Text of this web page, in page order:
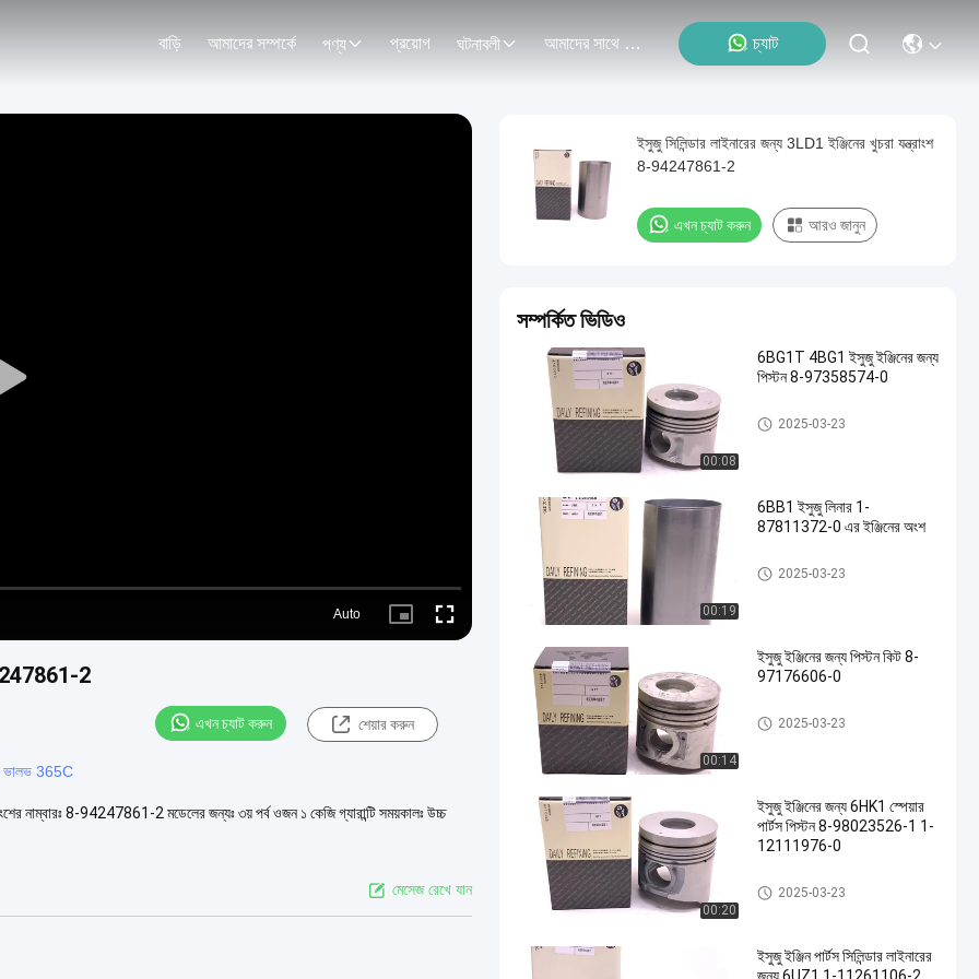
বাড়ি আমাদের সম্পর্কে পণ্য প্রয়োগ ঘটনাবলী আমাদের সাথে যোগাযোগ চ্যাট
Play
Auto
Picture- Fullscreen
2
এখন চ্যাট করুন শেয়ার করুন
ভালভ 365C
নাম্বারঃ 8-94247861-2 মডেলের জন্যঃ ৩য় পর্ব ওজন ১ কেজি গ্যারান্টি সময়কালঃ উচ্চ
মেসেজ রেখে যান
ইসুজু সিলিন্ডার লাইনারের জন্য 3LD1 ইঞ্জিনের খুচরা যন্ত্রাংশ
8-94247861-2
এখন চ্যাট করুন আরও জানুন
সম্পর্কিত ভিডিও
00:08
6BG1T 4BG1 ইসুজু ইঞ্জিনের জন্য
পিস্টন 8-97358574-0
ইসুজু ইঞ্জিন যন্ত্রাংশ
2025-03-23
00:19
6BB1 ইসুজু লিনার 1-
87811372-0 এর ইঞ্জিনের অংশ
ইসুজু ইঞ্জিন যন্ত্রাংশ
2025-03-23
00:14
ইসুজু ইঞ্জিনের জন্য পিস্টন কিট 8-
97176606-0
ইসুজু ইঞ্জিন যন্ত্রাংশ
2025-03-23
00:20
ইসুজু ইঞ্জিনের জন্য 6HK1 স্পেয়ার
পার্টস পিস্টন 8-98023526-1 1-
12111976-0
ইসুজু ইঞ্জিন যন্ত্রাংশ
2025-03-23
ইসুজু ইঞ্জিন পার্টস সিলিন্ডার লাইনারের